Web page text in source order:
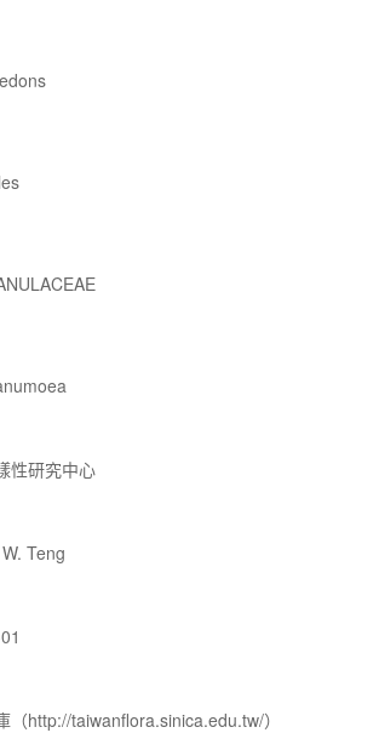
性研究中心
Teng
（http://taiwanflora.sinica.edu.tw/）